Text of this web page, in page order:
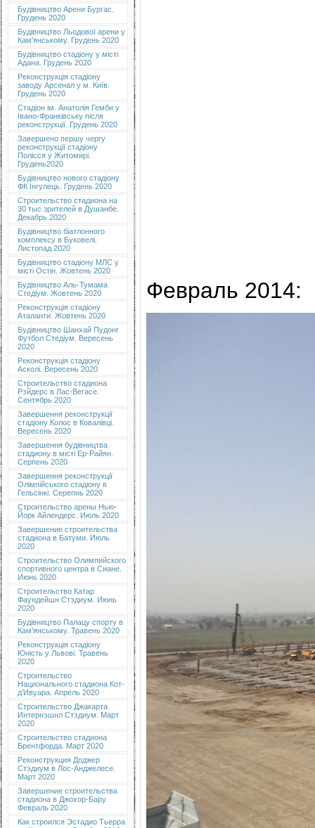
Будівництво Арени Бургас.
Грудень 2020
Будівництво Льодової арени у
Кам'янському. Грудень 2020
Будівництво стадіону у місті
Адана. Грудень 2020
Реконструкція стадіону
заводу Арсенал у м. Київ.
Грудень 2020
Cтадіон ім. Анатолія Гемби у
Івано-Франківську після
реконструкції. Грудень 2020
Завершено першу чергу
реконструкції стадіону
Полісся у Житомирі.
Грудень2020
Будівництво нового стадіону
ФК Інгулець. Грудень 2020
Строительство стадиона на
30 тыс зрителей в Душанбе.
Декабрь 2020
Будівництво біатлонного
комплексу в Буковелі.
Листопад 2020
Будівництво стадіону МЛС у
місті Остін. Жовтень 2020
Будівництво Аль-Тумама
Стедіум. Жовтень 2020
Реконструкція стадіону
Аталанти. Жовтень 2020
Будівництво Шанхай Пудонг
Футбол Стедіум. Вересень
2020
Реконструкція стадіону
Асколі. Вересень 2020
Строительство стадиона
Рэйдерс в Лас-Вегасе.
Сентябрь 2020
Завершення реконструкції
стадіону Колос в Ковалівці.
Вересень 2020
Завершення будівництва
стадиону в місті Ер-Райян.
Серпень 2020
Завершення реконструкції
Олімпійського стадіону в
Гельсінкі. Серепнь 2020
Строительство арены Нью-
Йорк Айлендерс. Июль 2020
Завершение строительства
стадиона в Батуми. Июль
2020
Строительство Олимпийского
спортивного центра в Сиане.
Июнь 2020
Строительство Катар
Фаундейшн Стэдиум. Июнь
2020
Будівництво Палацу спорту в
Кам'янському. Травень 2020
Реконструкція стадіону
Юність у Львові. Травень
2020
Строительство
Национального стадиона Кот-
д’Ивуара. Апрель 2020
Строительство Джакарта
Интернэшнл Стэдиум. Март
2020
Строительство стадиона
Брентфорда. Март 2020
Реконструкция Доджер
Стэдиум в Лос-Анджелесе.
Март 2020
Завершение строительства
стадиона в Джохор-Бару.
Февраль 2020
Как строился Эстадио Тьерра
Февраль 2014: